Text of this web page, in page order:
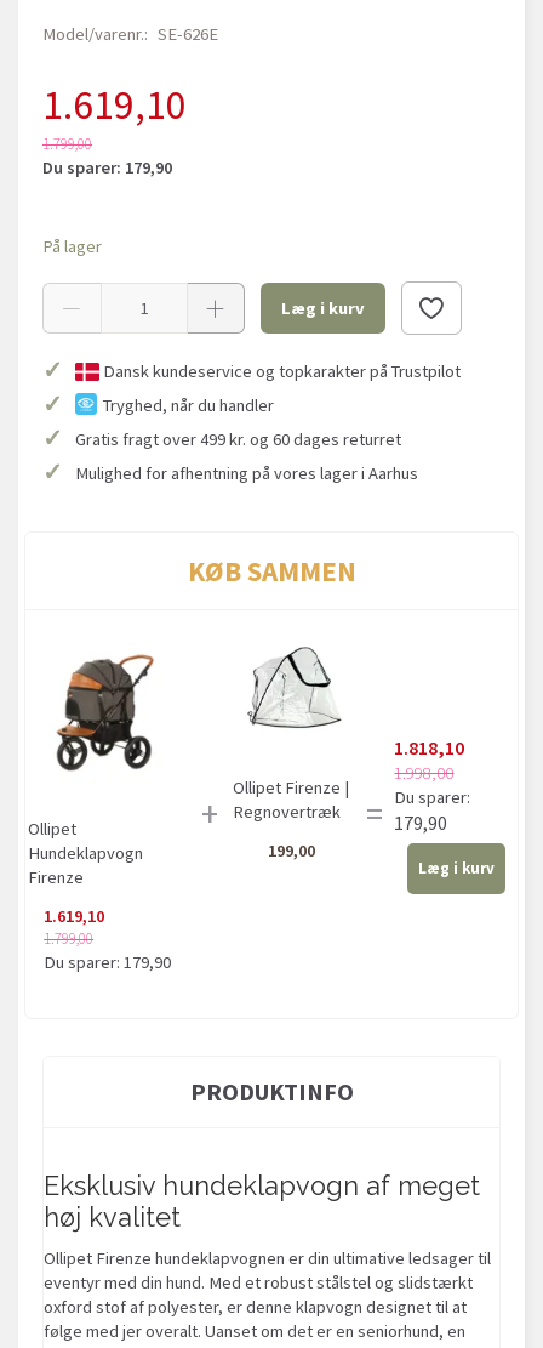
Model/varenr.: SE-626E
1.619,10
1.799,00
Du sparer: 179,90
På lager
Læg i kurv
✓ Dansk kundeservice og topkarakter på Trustpilot
✓ Tryghed, når du handler
✓ Gratis fragt over 499 kr. og 60 dages returret
✓ Mulighed for afhentning på vores lager i Aarhus
KØB SAMMEN
Ollipet
Hundeklapvogn
Firenze
1.619,10
1.799,00
Du sparer:179,90
+
Ollipet Firenze |
Regnovertræk
199,00
=
1.818,10
1.998,00
Du sparer:
179,90
Læg i kurv
PRODUKTINFO
Eksklusiv hundeklapvogn af meget
høj kvalitet
Ollipet Firenze hundeklapvognen er din ultimative ledsager til
eventyr med din hund. Med et robust stålstel og slidstærkt
oxford stof af polyester, er denne klapvogn designet til at
følge med jer overalt. Uanset om det er en seniorhund, en